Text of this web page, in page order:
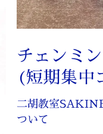
チェンミ
(短期集中
二胡教室
ついて
(短
期
中
コ
ス)
レ